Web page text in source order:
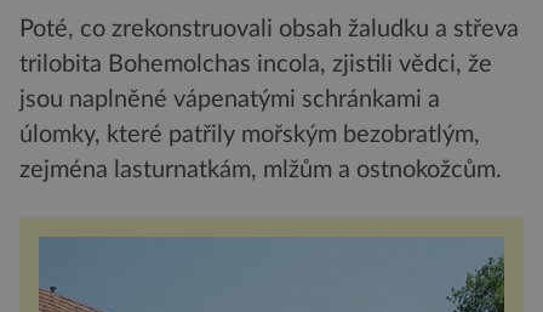
Poté, co zrekonstruovali obsah žaludku a střeva
trilobita Bohemolchas incola, zjistili vědci, že
jsou naplněné vápenatými schránkami a
úlomky, které patřily mořským bezobratlým,
zejména lasturnatkám, mlžům a ostnokožcům.